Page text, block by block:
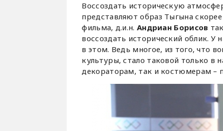
Воссоздать историческую
представляют образ Тыгына
фильма, д.и.н. Андриан Борисов
воссоздать исторический облик.
в этом. Ведь многое, из того, что
культуры, стало таковой только в
декораторам, так и костюмерам –